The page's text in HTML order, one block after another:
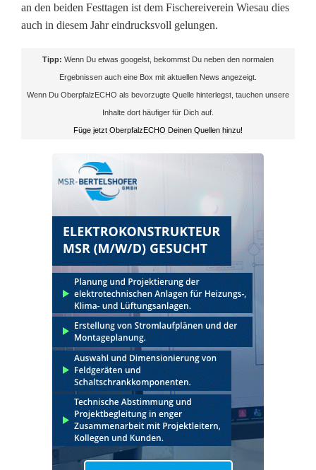
r
s
an den beiden Festtagen ist dem Fischereiverein Wiesau dies
auch in diesem Jahr eindrucksvoll gelungen.
Tipp: Wenn Du etwas googelst, bekommst Du neben den normalen
Ergebnissen auch eine Box mit aktuellen News angezeigt.
Wenn Du OberpfalzECHO als bevorzugte Quelle hinterlegst, tauchen unsere
Inhalte dort häufiger für Dich auf.
Füge jetzt OberpfalzECHO Deinen Quellen hinzu!